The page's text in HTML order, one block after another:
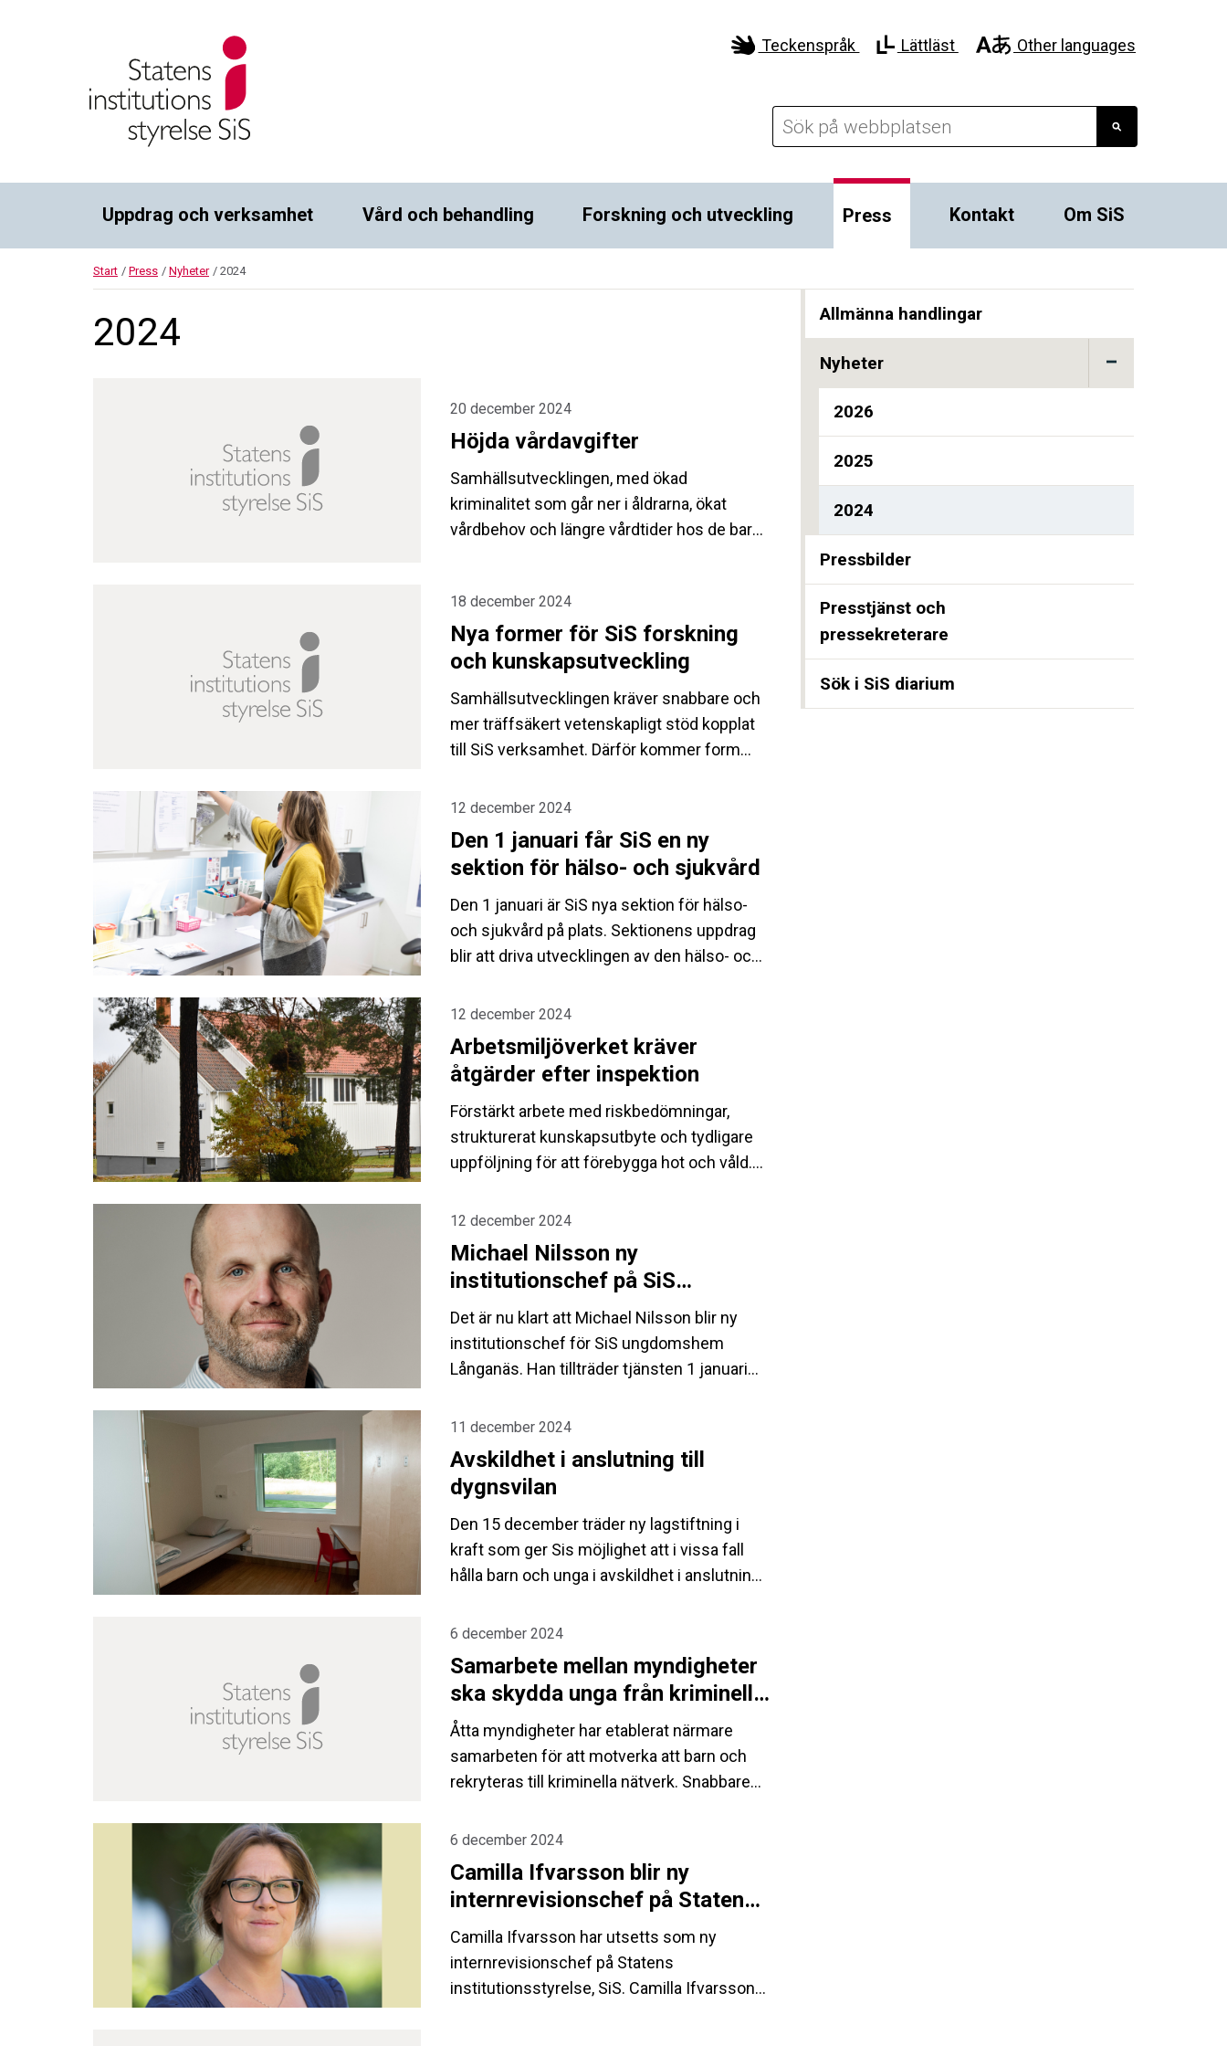
Teckenspråk Lättläst Other languages
Uppdrag och verksamhet Vård och behandling Forskning och utveckling Press Kontakt Om SiS
Start / Press / Nyheter / 2024
Allmänna handlingar
Nyheter
2026
2025
2024
Pressbilder
Presstjänst och
pressekreterare
Sök i SiS diarium
2024
20 december 2024
Höjda vårdavgifter
Samhällsutvecklingen, med ökad
kriminalitet som går ner i åldrarna, ökat
vårdbehov och längre vårdtider hos de barn,
myndigheten behöver fortsätta att möta
behoven. För att klara av detta behöver SiS
höja vårdavgifterna 2025.
18 december 2024
Nya former för SiS forskning
och kunskapsutveckling
Samhällsutvecklingen kräver snabbare och
mer träffsäkert vetenskapligt stöd kopplat
till SiS verksamhet. Därför kommer form
forskningen att utredas under 2025.
Utlysningen av anslag till nya projekt pausas
under utredningen men pågående projekt
fortsätter.
12 december 2024
Den 1 januari får SiS en ny
sektion för hälso- och sjukvård
Den 1 januari är SiS nya sektion för hälso-
och sjukvård på plats. Sektionens uppdrag
blir att driva utvecklingen av den hälso- och
stödja kärnverksamheten i
sjukvårdsfrågor.
12 december 2024
Arbetsmiljöverket kräver
åtgärder efter inspektion
Förstärkt arbete med riskbedömningar,
strukturerat kunskapsutbyte och tydligare
uppföljning för att förebygga hot och våld.
kräver av Statens institutionsstyrelse, SiS,
inspektion. Inspektionen har genomförts
utifrån SiS egenrapporterade händelser.
12 december 2024
Michael Nilsson ny
institutionschef på SiS
ungdomshem Långanäs
Det är nu klart att Michael Nilsson blir ny
institutionschef för SiS ungdomshem
Långanäs. Han tillträder tjänsten 1 januari
11 december 2024
Avskildhet i anslutning till
dygnsvilan
Den 15 december träder ny lagstiftning i
kraft som ger Sis möjlighet att i vissa fall
hålla barn och unga i avskildhet i anslutning
vissa ungdomars rum nattetid efter beslut.
ungdomarnas trygghet och säkerhet. Den
första avdelningen förväntas vara på plats i
februari 2025.
6 december 2024
Samarbete mellan myndigheter
ska skydda unga från kriminella
nätverk
Åtta myndigheter har etablerat närmare
samarbeten för att motverka att barn och
rekryteras till kriminella nätverk. Snabbare
myndigheter, socialtjänsten och skolorna
slutrapport som på fredagen den 6
december lämnades till regeringen från
myndigheterna som ingår i den så kallade
Bob-samverkan.
6 december 2024
Camilla Ifvarsson blir ny
internrevisionschef på Statens
institutionsstyrelse
Camilla Ifvarsson har utsetts som ny
internrevisionschef på Statens
institutionsstyrelse, SiS. Camilla Ifvarsson